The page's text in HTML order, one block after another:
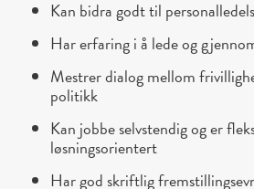
Kan bidra godt til
Har erfaring i å lede og
Mestrer dialog mellom
politikk
Kan jobbe selvstendig og er
løsningsorientert
Har god skriftlig